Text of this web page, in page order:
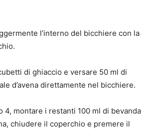
l’interno del bicchiere con la
di ghiaccio e versare 50 ml di
d’avena direttamente nel bicchiere.
4, montare i restanti 100 ml di bevanda
chiudere il coperchio e premere il